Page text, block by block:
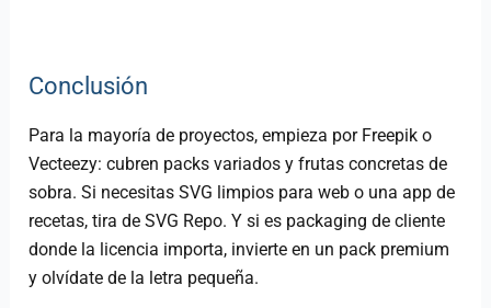
Conclusión
Para la mayoría de proyectos, empieza por Freepik o
Vecteezy: cubren packs variados y frutas concretas de
sobra. Si necesitas SVG limpios para web o una app de
recetas, tira de SVG Repo. Y si es packaging de cliente
donde la licencia importa, invierte en un pack premium
y olvídate de la letra pequeña.